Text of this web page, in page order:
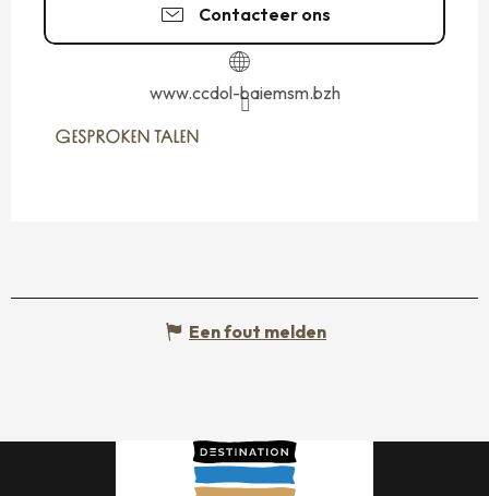
Contacteer ons
www.ccdol-baiemsm.bzh
GESPROKEN TALEN
GESPROKEN TALEN
Een fout melden